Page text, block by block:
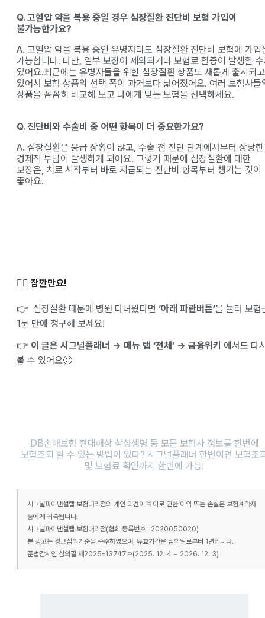
Q. 고혈압 약을 복용 중일 경우 심장질환 진단비 보험 가입이
불가능한가요?
A. 고혈압 약을 복용 중인 유병자라도 심장질환 진단비 보험에 가입
가능합니다. 다만, 일부 보장이 제외되거나 보험료 할증이 발생할
있어요.최근에는 유병자들을 위한 심장질환 상품도 새롭게 출시되고
있어서 보험 상품의 선택 폭이 과거보다 넓어졌어요. 여러 보험사들
상품을 꼼꼼히 비교해 보고 나에게 맞는 보험을 선택하세요.
Q. 진단비와 수술비 중 어떤 항목이 더 중요한가요?
A. 심장질환은 응급 상황이 많고, 수술 전 진단 단계에서부터 상당한
경제적 부담이 발생하게 되어요. 그렇기 때문에 심장질환에 대한
보장은, 치료 시작부터 바로 지급되는 진단비 항목부터 챙기는 것이
좋아요.
✋🏻 잠깐만요!
👉 심장질환 때문에 병원 다녀왔다면 ‘아래 파란버튼’을 눌러 보험
1분 만에 청구해 보세요!
👉 이 글은 시그널플래너 → 메뉴 탭 ‘전체’ → 금융위키 에서도 다
볼 수 있어요🙂
DB손해보험 현대해상 삼성생명 등 모든 보험사 정보를 한번에
보험조회 할 수 있는 방법이 있다? 시그널플래너 한번이면 보험조
및 보험료 확인까지 한번에 가능!
시그널파이낸셜랩 보험대리점의 개인 의견이며 이로 인한 이익 또는 손실은 보험계약자
등에게 귀속됩니다.
시그널파이낸셜랩 보험대리점(협회 등록번호 : 2020050020)
본 광고는 광고심의기준을 준수하였으며, 유효기간은 심의일로부터 1년입니다.
준법감시인 심의필 제2025-13747호(2025. 12. 4 ~ 2026. 12. 3)